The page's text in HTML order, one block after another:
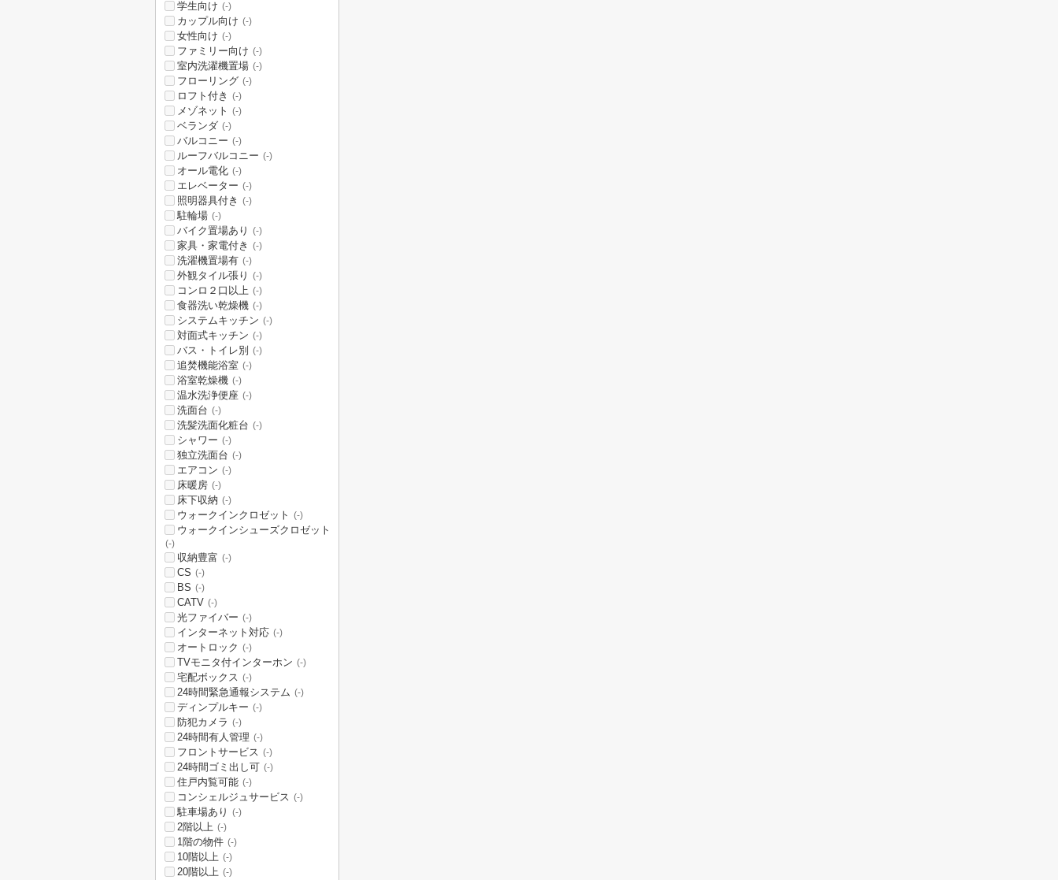
学生向け (-)
カップル向け (-)
女性向け (-)
ファミリー向け (-)
室内洗濯機置場 (-)
フローリング (-)
ロフト付き (-)
メゾネット (-)
ベランダ (-)
バルコニー (-)
ルーフバルコニー (-)
オール電化 (-)
エレベーター (-)
照明器具付き (-)
駐輪場 (-)
バイク置場あり (-)
家具・家電付き (-)
洗濯機置場有 (-)
外観タイル張り (-)
コンロ２口以上 (-)
食器洗い乾燥機 (-)
システムキッチン (-)
対面式キッチン (-)
バス・トイレ別 (-)
追焚機能浴室 (-)
浴室乾燥機 (-)
温水洗浄便座 (-)
洗面台 (-)
洗髪洗面化粧台 (-)
シャワー (-)
独立洗面台 (-)
エアコン (-)
床暖房 (-)
床下収納 (-)
ウォークインクロゼット (-)
ウォークインシューズクロゼット
(-)
収納豊富 (-)
CS (-)
BS (-)
CATV (-)
光ファイバー (-)
インターネット対応 (-)
オートロック (-)
TVモニタ付インターホン (-)
宅配ボックス (-)
24時間緊急通報システム (-)
ディンプルキー (-)
防犯カメラ (-)
24時間有人管理 (-)
フロントサービス (-)
24時間ゴミ出し可 (-)
住戸内覧可能 (-)
コンシェルジュサービス (-)
駐車場あり (-)
2階以上 (-)
1階の物件 (-)
10階以上 (-)
20階以上 (-)